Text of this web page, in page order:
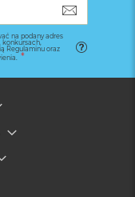
na podany adres
konkursach,
Regulaminu oraz